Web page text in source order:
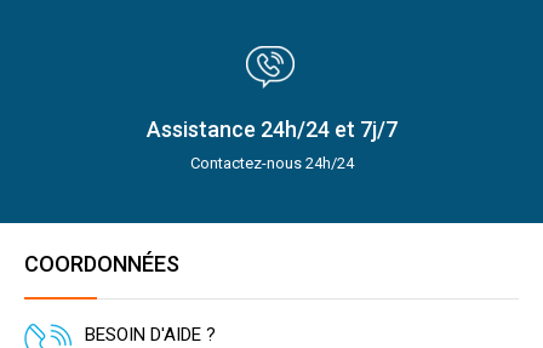
Assistance 24h/24 et 7j/7
Contactez-nous 24h/24
COORDONNÉES
BESOIN D'AIDE ?